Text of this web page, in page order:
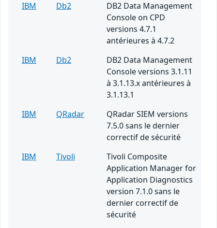
IBM
Db2
DB2 Data Management
Console on CPD
versions 4.7.1
antérieures à 4.7.2
IBM
Db2
DB2 Data Management
Console versions 3.1.11
à 3.1.13.x antérieures à
3.1.13.1
IBM
QRadar
QRadar SIEM versions
7.5.0 sans le dernier
correctif de sécurité
IBM
Tivoli
Tivoli Composite
Application Manager for
Application Diagnostics
version 7.1.0 sans le
dernier correctif de
sécurité